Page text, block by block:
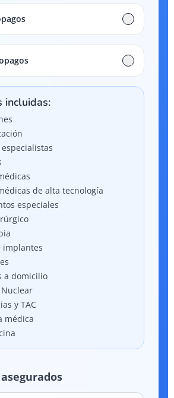
incluidas:
de alta tecnología
especiales
implantes
a domicilio
y TAC
médica